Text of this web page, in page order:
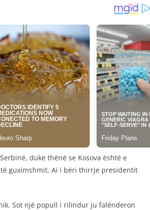
duke thënë se Kosova është e
guximshmit. Ai i bëri thirrje presidentit
Sot një popull i rilindur ju falënderon